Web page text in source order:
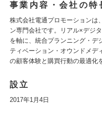
事業内容・会社の特
株式会社電通プロモーションは
ン専門会社です。リアル×デジ
を軸に、統合プランニング・デ
ティベーション・オウンドメデ
の顧客体験と購買行動の最適化
設立
2017年1月4日